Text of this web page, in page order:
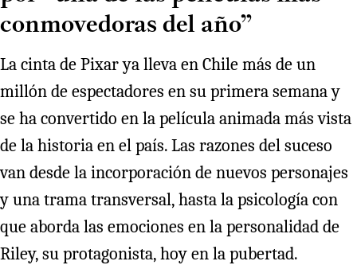
conmovedoras del año”
La cinta de Pixar ya lleva en Chile más de un
millón de espectadores en su primera semana y
se ha convertido en la película animada más vista
de la historia en el país. Las razones del suceso
van desde la incorporación de nuevos personajes
y una trama transversal, hasta la psicología con
que aborda las emociones en la personalidad de
Riley, su protagonista, hoy en la pubertad.